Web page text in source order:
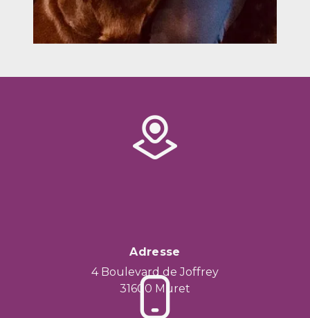
Adresse
4 Boulevard de Joffrey
31600 Muret